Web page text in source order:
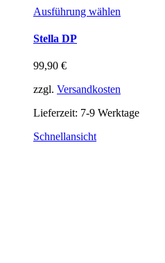
Ausführung wählen
Stella DP
99,90 €
zzgl. Versandkosten
Lieferzeit: 7-9 Werktage
Schnellansicht